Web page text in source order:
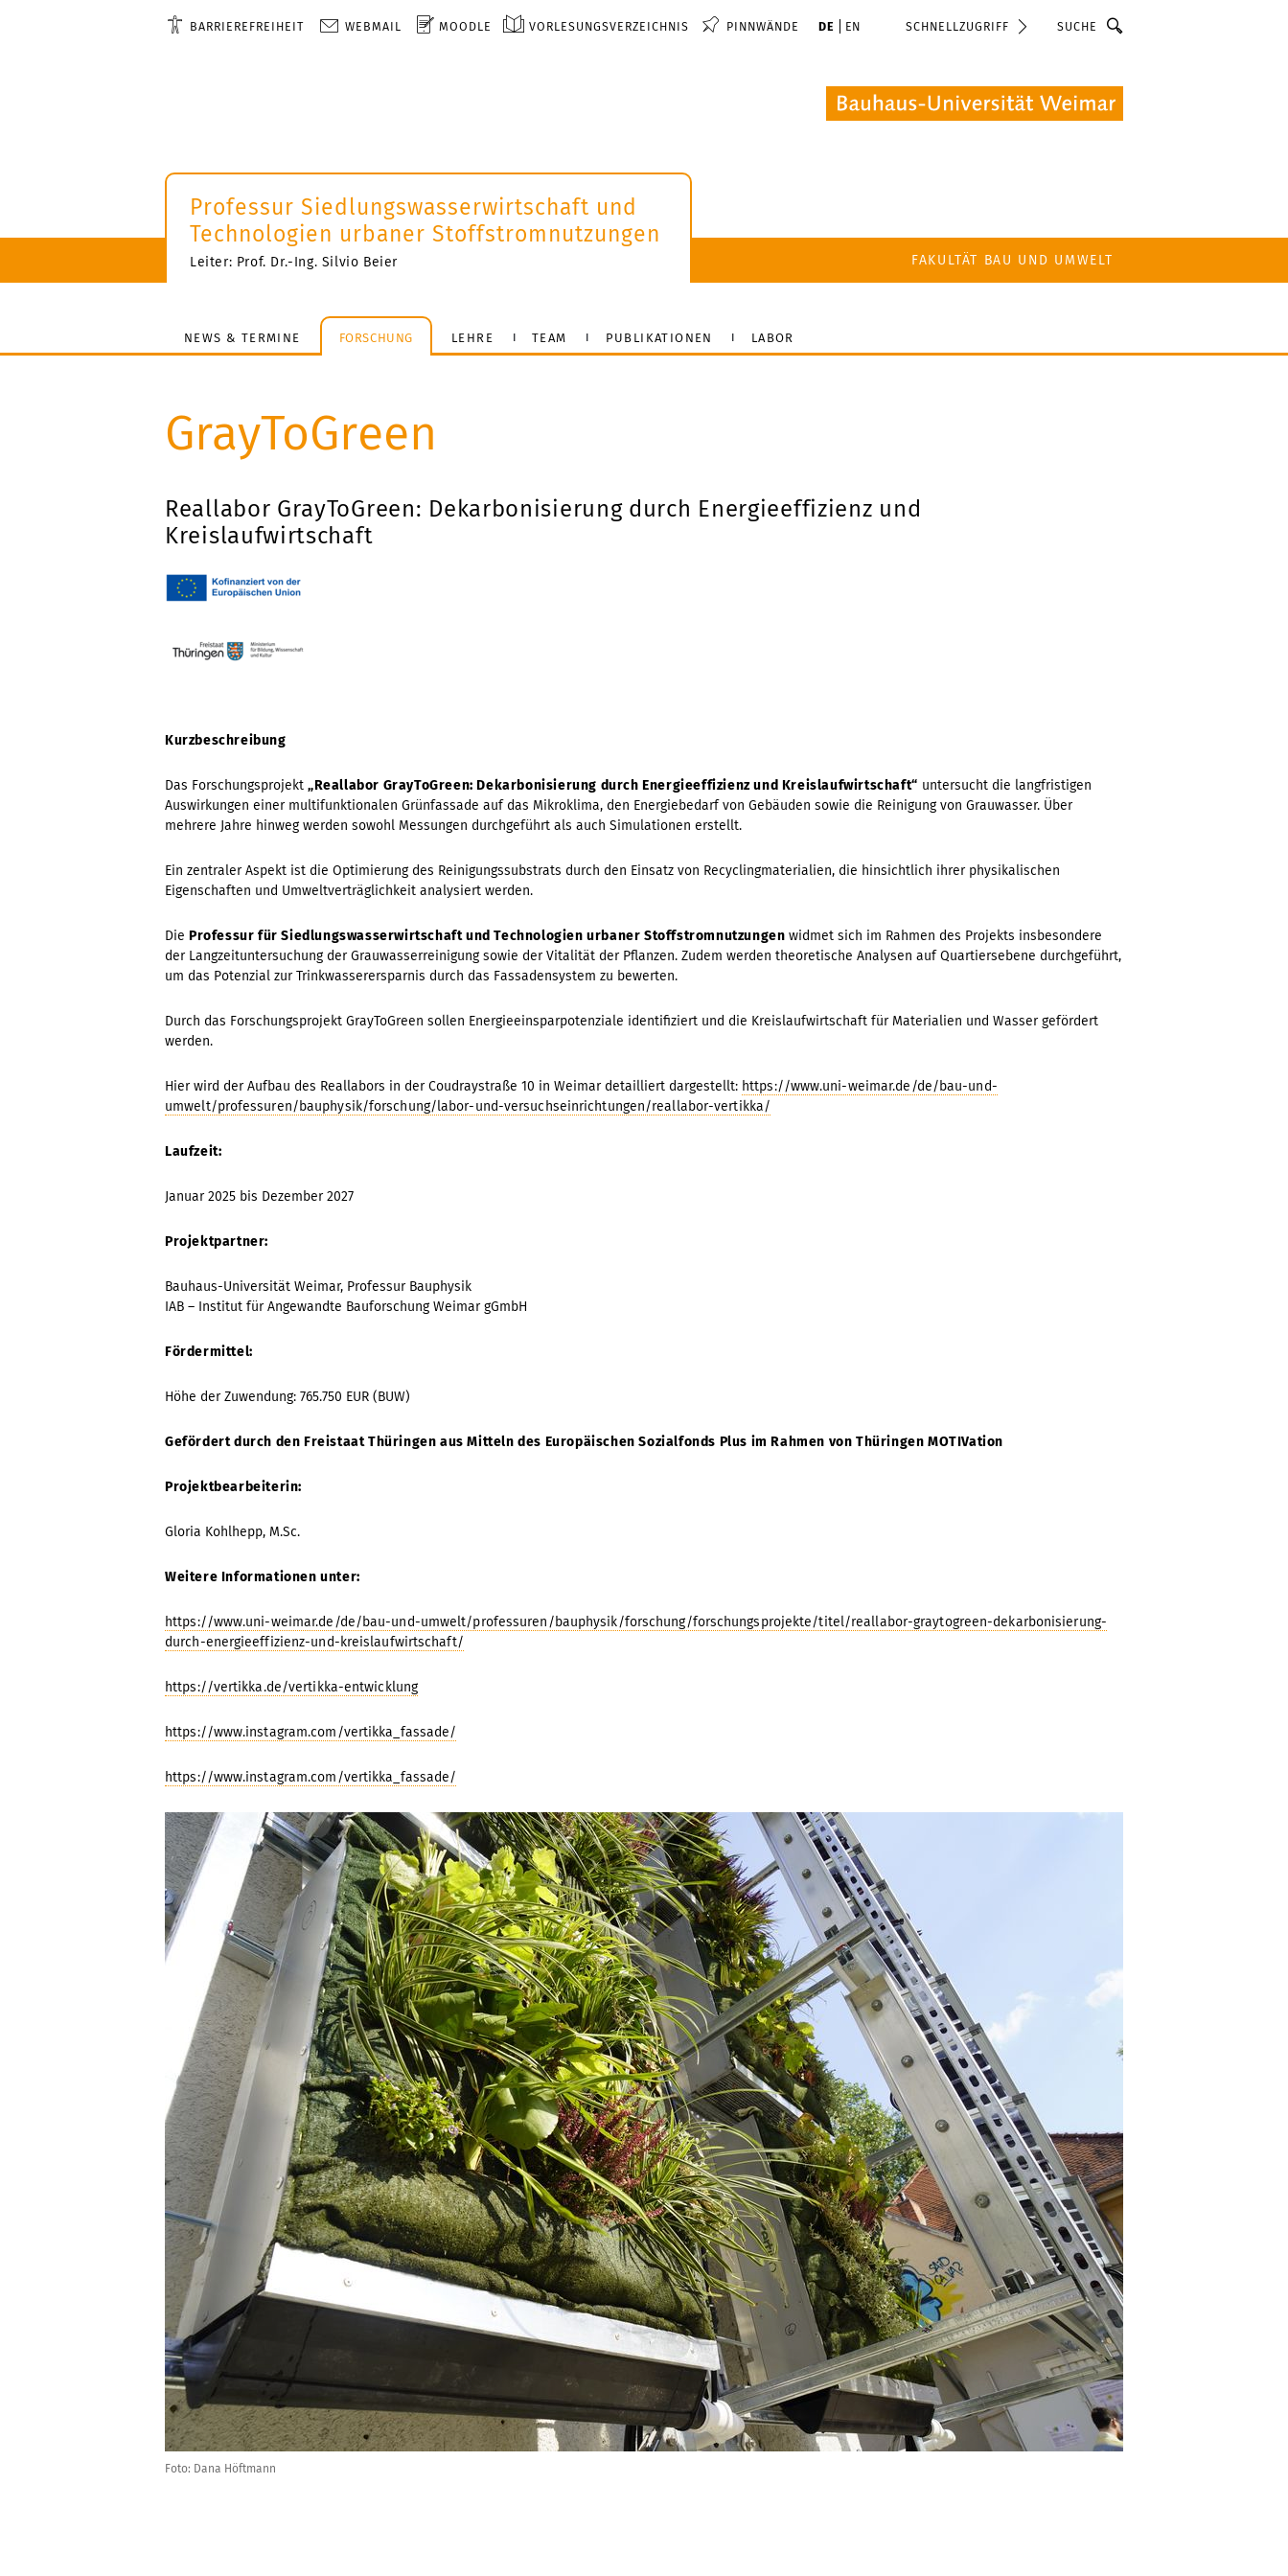
BARRIEREFREIHEIT WEBMAIL MOODLE VORLESUNGSVERZEICHNIS PINNWÄNDE DE EN SCHNELLZUGRIFF Suche
Professur Siedlungswasserwirtschaft und
Technologien urbaner Stoffstromnutzungen
Leiter: Prof. Dr.-Ing. Silvio Beier FAKULTÄT BAU UND UMWELT
NEWS & TERMINE FORSCHUNG LEHRE TEAM PUBLIKATIONEN LABOR
GrayToGreen
Reallabor GrayToGreen: Dekarbonisierung durch Energieeffizienz und
Kreislaufwirtschaft
Kurzbeschreibung
Das Forschungsprojekt „Reallabor GrayToGreen: Dekarbonisierung durch Energieeffizienz und Kreislaufwirtschaft“ untersucht die langfristigen
Auswirkungen einer multifunktionalen Grünfassade auf das Mikroklima, den Energiebedarf von Gebäuden sowie die Reinigung von Grauwasser. Über
mehrere Jahre hinweg werden sowohl Messungen durchgeführt als auch Simulationen erstellt.
Ein zentraler Aspekt ist die Optimierung des Reinigungssubstrats durch den Einsatz von Recyclingmaterialien, die hinsichtlich ihrer physikalischen
Eigenschaften und Umweltverträglichkeit analysiert werden.
Die Professur für Siedlungswasserwirtschaft und Technologien urbaner Stoffstromnutzungen widmet sich im Rahmen des Projekts insbesondere
der Langzeituntersuchung der Grauwasserreinigung sowie der Vitalität der Pflanzen. Zudem werden theoretische Analysen auf Quartiersebene durchgeführt,
um das Potenzial zur Trinkwasserersparnis durch das Fassadensystem zu bewerten.
Durch das Forschungsprojekt GrayToGreen sollen Energieeinsparpotenziale identifiziert und die Kreislaufwirtschaft für Materialien und Wasser gefördert
werden.
Hier wird der Aufbau des Reallabors in der Coudraystraße 10 in Weimar detailliert dargestellt: https://www.uni-weimar.de/de/bau-und-
umwelt/professuren/bauphysik/forschung/labor-und-versuchseinrichtungen/reallabor-vertikka/
Laufzeit:
Januar 2025 bis Dezember 2027
Projektpartner:
Bauhaus-Universität Weimar, Professur Bauphysik
IAB – Institut für Angewandte Bauforschung Weimar gGmbH
Fördermittel:
Höhe der Zuwendung: 765.750 EUR (BUW)
Gefördert durch den Freistaat Thüringen aus Mitteln des Europäischen Sozialfonds Plus im Rahmen von Thüringen MOTIVation
Projektbearbeiterin:
Gloria Kohlhepp, M.Sc.
Weitere Informationen unter:
https://www.uni-weimar.de/de/bau-und-umwelt/professuren/bauphysik/forschung/forschungsprojekte/titel/reallabor-graytogreen-dekarbonisierung-
durch-energieeffizienz-und-kreislaufwirtschaft/
https://vertikka.de/vertikka-entwicklung
https://www.instagram.com/vertikka_fassade/
https://www.instagram.com/vertikka_fassade/
Foto: Dana Höftmann